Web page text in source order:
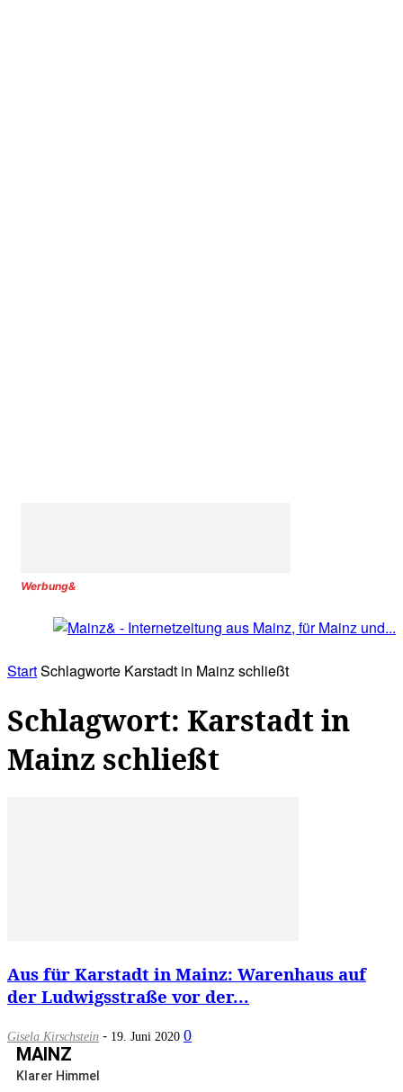
Werbung&
StartSchlagworte Karstadt in Mainz schließt
Schlagwort: Karstadt in
Mainz schließt
Aus für Karstadt in Mainz: Warenhaus auf
der Ludwigsstraße vor der...
Gisela Kirschstein - 19. Juni 2020 0
MAINZ
Klarer Himmel